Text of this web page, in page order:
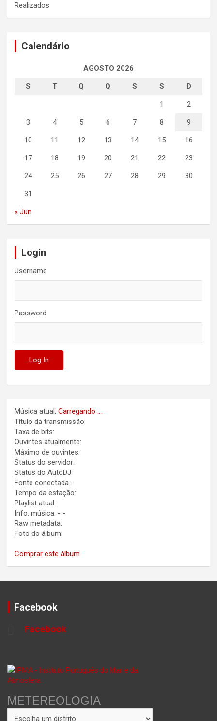
Realizados
Calendário
AGOSTO 2026
S T Q Q S S D
1 2
3 4 5 6 7 8 9
10 11 12 13 14 15 16
17 18 19 20 21 22 23
24 25 26 27 28 29 30
31
« Jun
Login
Username
Password
Música atual: Carregando ...
Título da transmissão:
Taxa de bits:
Ouvintes atualmente:
Máximo de ouvintes:
Status do servidor:
Status do AutoDJ:
Fonte conectada.:
Tempo da estação:
Playlist atual:
Info. música: - -
Raw metadata:
Foto do álbum:
Comprar este álbum
Facebook
Facebook
METEREOLOGIA